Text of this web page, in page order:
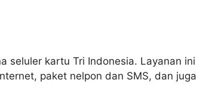
seluler kartu Tri Indonesia. Layanan ini
paket nelpon dan SMS, dan juga